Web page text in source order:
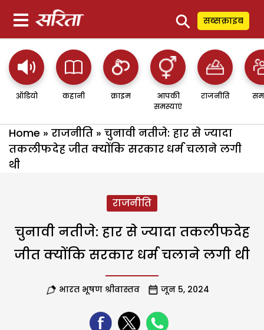
⚲ सब्सक्राइब
ऑडियो कहानी क्राइम
आपकी
समस्याएं
राजनीति
Home » राजनीति » चुनावी नतीजे: हार से ज्यादा
तकलीफदेह जीत क्योंकि सरकार धर्म चलाने लगी
थी
राजनीति
चुनावी नतीजे: हार से ज्यादा तकलीफदेह
जीत क्योंकि सरकार धर्म चलाने लगी थी
भारत भूषण श्रीवास्तव जून 5, 2024